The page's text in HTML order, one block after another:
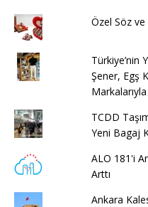
Özel Söz
Türkiye’nin
Şener, Egş
TCDD
Yeni Bagaj
ALO 181'i
Arttı
Ankara